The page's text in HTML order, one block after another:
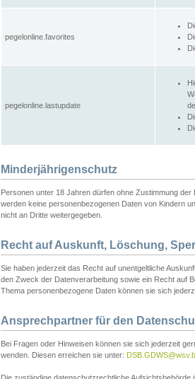
pegelonline.favorites
pegelonline.lastupdate
Minderjährigenschutz
Personen unter 18 Jahren dürfen ohne Zustimmung
werden keine personenbezogenen Daten von Kindern
nicht an Dritte weitergegeben.
Recht auf Auskunft, Löschung,
Sie haben jederzeit das Recht auf unentgeltliche
den Zweck der Datenverarbeitung sowie ein Recht auf
Thema personenbezogene Daten können sie sich
Ansprechpartner für den
Bei Fragen oder Hinweisen können sie sich jederzeit
wenden. Diesen erreichen sie unter: